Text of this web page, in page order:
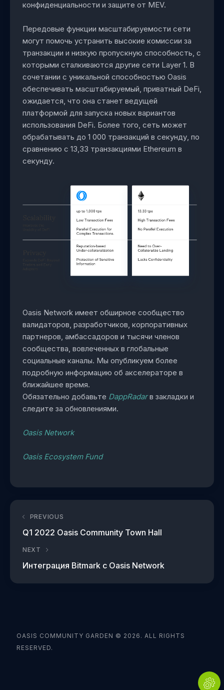
конфиденциальности и защите от MEV.
Передовые функции масштабируемости сети
могут помочь устранить высокие комиссии за
транзакции и низкую пропускную способность, с
которыми сталкиваются другие сети Layer 1. В
сочетании с уникальной способностью Oasis
обеспечивать масштабируемый, приватный DeFi,
ожидается, что она станет ведущей
платформой для запуска новых вариантов
использования DeFi. Более того, сеть может
обрабатывать до 1 000 транзакций в секунду, по
сравнению с 13,33 транзакциями Ethereum в
секунду.
Oasis Network имеет обширное сообщество
валидаторов, разработчиков, корпоративных
партнеров, амбассадоров и тысячи членов
сообщества, вовлеченных в глобальные
социальные каналы. Мы опубликуем более
подробную информацию об акселераторе в
ближайшее время.
Обязательно добавьте DappRadarв закладки и
следите за обновлениями.
Oasis Network
Oasis Ecosystem Fund
PREVIOUS
Q1 2022 Oasis Community Town Hall
NEXT
Интеграция Bitmark с Oasis Network
OASIS COMMUNITY GARDEN © 2026. ALL RIGHTS
RESERVED.